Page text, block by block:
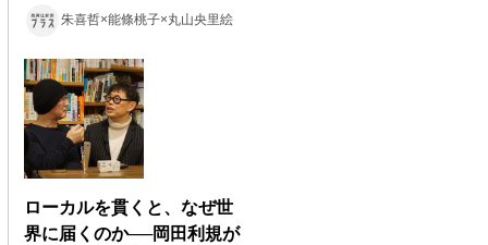
朱喜哲×能條桃子×丸山央里絵
ローカルを貫くと、なぜ世
界に届くのか──岡田利規が